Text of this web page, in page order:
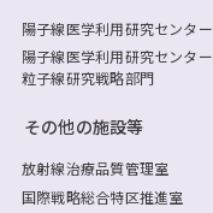
陽子線医学利用研究センター
陽子線医学利用研究センター
粒子線研究戦略部門
その他の施設等
放射線治療品質管理室
国際戦略総合特区推進室